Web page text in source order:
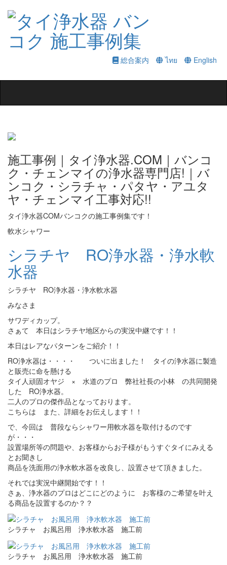
総合案内 ไทย
English
navigation
施工事例｜タイ浄水器.COM｜バンコ
ク・チェンマイの浄水器専門店!｜バ
ンコク・シラチャ・パタヤ・アユタ
ヤ・チェンマイ工事対応!!
タイ浄水器COMバンコクの施工事例集です！
軟水シャワー
シラチヤ RO浄水器・浄水軟
水器
シラチヤ RO浄水器・浄水軟水器
みなさま
サワディカップ。
さぁて 本日はシラチヤ地区からの実況中継です！！
本日はレアなパターンをご紹介！！
RO浄水器は・・・・ ついに出ました！ タイの浄水器に製造
と販売に命を懸ける
タイ人頑固オヤジ × 水道のプロ 弊社社長の小林 の共同開発
した RO浄水器。
二人のプロの傑作品となっております。
こちらは また、詳細をお伝えします！！
で、今回は 普段ならシャワー用軟水器を取付けるのです
が・・・
設置場所等の問題や、お客様からお子様がもうすぐタイにみえる
とお聞きし
商品を洗面用の浄水軟水器を改良し、設置させて頂きました。
それでは実況中継開始です！！
さぁ、浄水器のプロはどこにどのように お客様のご希望を叶え
る商品を設置するのか？？
シラチャ お風呂用 浄水軟水器 施工前
シラチャ お風呂用 浄水軟水器 施工前